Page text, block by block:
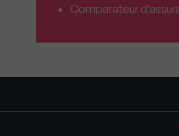
Comparateur